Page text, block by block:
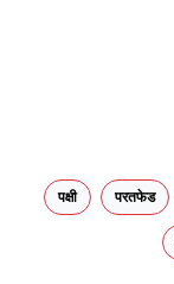
पक्षी परतफेड